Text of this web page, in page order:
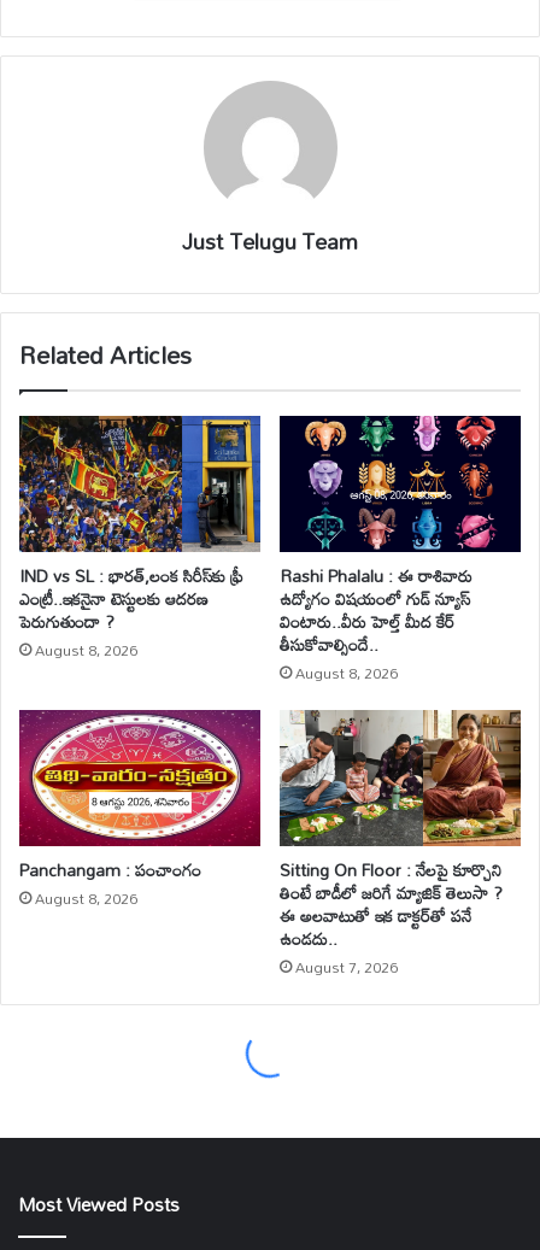
Most Viewed Posts